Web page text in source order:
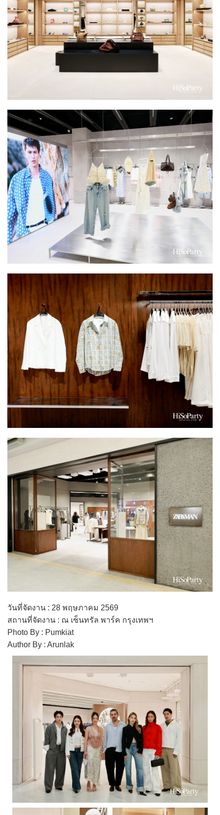
วันที่จัดงาน : 28 พฤษภาคม 2569
สถานที่จัดงาน : ณ เซ็นทรัล พาร์ค กรุงเทพฯ
Photo By : Pumkiat
Author By : Arunlak